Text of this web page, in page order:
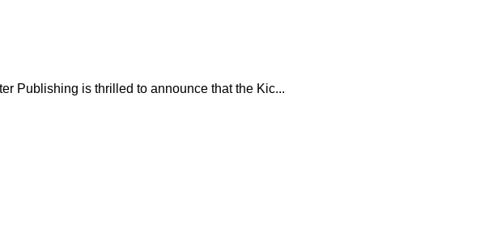
Publishing is thrilled to announce that the Kic...